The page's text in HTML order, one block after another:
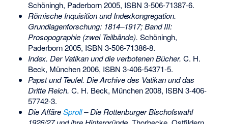
Schöningh, Paderborn 2005, ISBN 3-506-71387-6.
Römische Inquisition und Indexkongregation.
Grundlagenforschung: 1814–1917; Band III:
Prosopographie (zwei Teilbände). Schöningh,
Paderborn 2005, ISBN 3-506-71386-8.
Index. Der Vatikan und die verbotenen Bücher. C. H.
Beck, München 2006, ISBN 3-406-54371-5.
Papst und Teufel. Die Archive des Vatikan und das
Dritte Reich. C. H. Beck, München 2008, ISBN 3-406-
57742-3.
Die AffäreSproll– Die Rottenburger Bischofswahl